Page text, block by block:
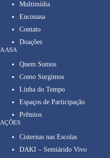
Multimídia
Enconasa
Contato
Doações
A ASA
Quem Somos
Como Surgimos
Linha do Tempo
Espaços de Participação
Prêmios
AÇÕES
Cisternas nas Escolas
DAKI – Semiárido Vivo